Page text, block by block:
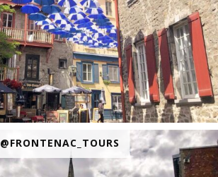
@FRONTENAC_TOURS